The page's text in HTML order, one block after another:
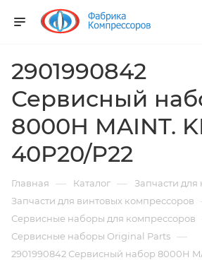
2901990842
Сервисный
8000H MAINT.
40P20/P22
Главная — Каталог — Запчасти
Запчасти для винтовых компрессоров
Сервисные наборы для компрессоров
Сервисные наборы Original Parts —
2901990842 Сервисный набор 8000H